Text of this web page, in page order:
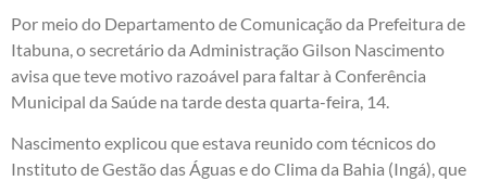
Por meio do Departamento de Comunicação da Prefeitura de
Itabuna, o secretário da Administração Gilson Nascimento
avisa que teve motivo razoável para faltar à Conferência
Municipal da Saúde na tarde desta quarta-feira, 14.
Nascimento explicou que estava reunido com técnicos do
Instituto de Gestão das Águas e do Clima da Bahia (Ingá), que